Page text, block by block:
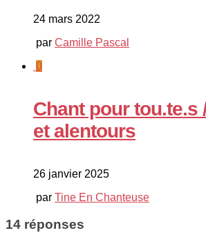
24 mars 2022
par Camille Pascal
0
Chant pour tou.te.s
et alentours
26 janvier 2025
par Tine En Chanteuse
14 réponses